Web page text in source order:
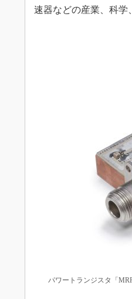
USB
IoT時
IoT時
速器などの産業、科学
パワートランジスタ「